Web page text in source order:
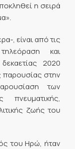
η σειρά
, είναι από τις
και
2020
παρουσίας στην
των
ζωής του
του Ηρώ, ήταν